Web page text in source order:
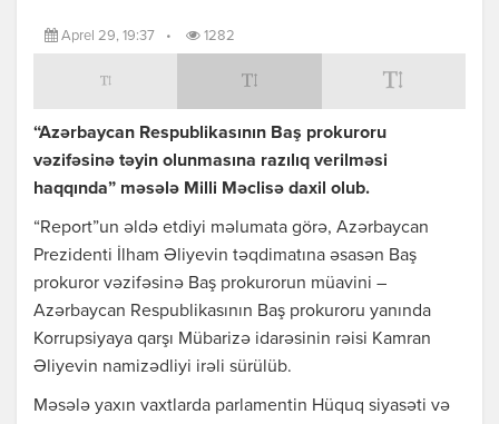
Aprel 29, 19:37 • 1282
“Azərbaycan Respublikasının Baş prokuroru
vəzifəsinə təyin olunmasına razılıq verilməsi
haqqında” məsələ Milli Məclisə daxil olub.
“Report”un əldə etdiyi məlumata görə, Azərbaycan
Prezidenti İlham Əliyevin təqdimatına əsasən Baş
prokuror vəzifəsinə Baş prokurorun müavini –
Azərbaycan Respublikasının Baş prokuroru yanında
Korrupsiyaya qarşı Mübarizə idarəsinin rəisi Kamran
Əliyevin namizədliyi irəli sürülüb.
Məsələ yaxın vaxtlarda parlamentin Hüquq siyasəti və